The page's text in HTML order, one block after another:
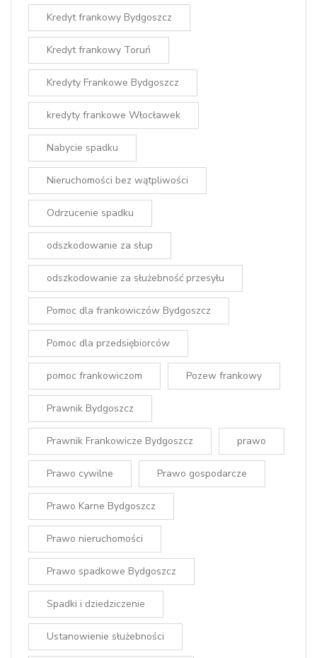
Kredyt frankowy Bydgoszcz
Kredyt frankowy Toruń
Kredyty Frankowe Bydgoszcz
kredyty frankowe Włocławek
Nabycie spadku
Nieruchomości bez wątpliwości
Odrzucenie spadku
odszkodowanie za słup
odszkodowanie za służebność przesyłu
Pomoc dla frankowiczów Bydgoszcz
Pomoc dla przedsiębiorców
pomoc frankowiczom Pozew frankowy
Prawnik Bydgoszcz
Prawnik Frankowicze Bydgoszcz prawo
Prawo cywilne Prawo gospodarcze
Prawo Karne Bydgoszcz
Prawo nieruchomości
Prawo spadkowe Bydgoszcz
Spadki i dziedziczenie
Ustanowienie służebności